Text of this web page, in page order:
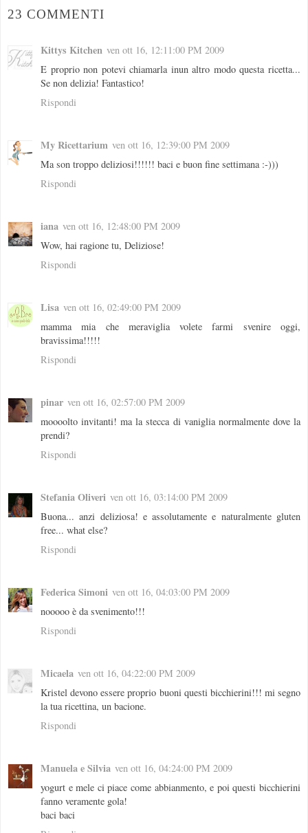
23 COMMENTI
Kittys Kitchen ven ott 16, 12:11:00 PM 2009
E proprio non potevi chiamarla inun altro modo questa ricetta...
Se non delizia! Fantastico!
Rispondi
My Ricettarium ven ott 16, 12:39:00 PM 2009
Ma son troppo deliziosi!!!!!! baci e buon fine settimana :-)))
Rispondi
iana ven ott 16, 12:48:00 PM 2009
Wow, hai ragione tu, Deliziose!
Rispondi
Lisa ven ott 16, 02:49:00 PM 2009
mamma mia che meraviglia volete farmi svenire oggi,
bravissima!!!!!
Rispondi
pinar ven ott 16, 02:57:00 PM 2009
moooolto invitanti! ma la stecca di vaniglia normalmente dove la
prendi?
Rispondi
Stefania Oliveri ven ott 16, 03:14:00 PM 2009
Buona... anzi deliziosa! e assolutamente e naturalmente gluten
free... what else?
Rispondi
Federica Simoni ven ott 16, 04:03:00 PM 2009
nooooo è da svenimento!!!
Rispondi
Micaela ven ott 16, 04:22:00 PM 2009
Kristel devono essere proprio buoni questi bicchierini!!! mi segno
la tua ricettina, un bacione.
Rispondi
Manuela e Silvia ven ott 16, 04:24:00 PM 2009
yogurt e mele ci piace come abbianmento, e poi questi bicchierini
fanno veramente gola!
baci baci